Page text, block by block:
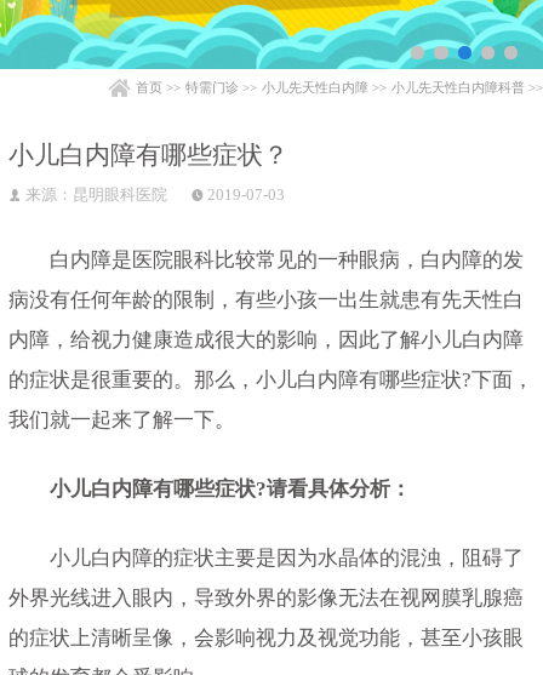
首页 >> 特需门诊 >> 小儿先天性白内障 >> 小儿先天性白内障科普 >>
小儿白内障有哪些症状？
来源：昆明眼科医院 2019-07-03
白内障是医院眼科比较常见的一种眼病，白内障的发
病没有任何年龄的限制，有些小孩一出生就患有先天性白
内障，给视力健康造成很大的影响，因此了解小儿白内障
的症状是很重要的。那么，小儿白内障有哪些症状?下面，
我们就一起来了解一下。
小儿白内障有哪些症状?请看具体分析：
小儿白内障的症状主要是因为水晶体的混浊，阻碍了
外界光线进入眼内，导致外界的影像无法在视网膜乳腺癌
的症状上清晰呈像，会影响视力及视觉功能，甚至小孩眼